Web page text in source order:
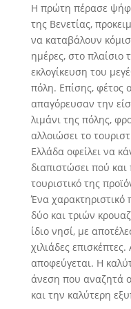
Η πρώτη πέρασε
της Βενετίας,
να καταβάλουν
ημέρες, στο πλαίσιο
εκλογίκευση του
πόλη. Επίσης, φέτος
απαγόρευσαν την
λιμάνι της πόλης,
αλλοιώσει το
Ελλάδα οφείλει να
διαπιστώσει πού
τουριστικό της
Ένα χαρακτηριστικό
δύο και τριών
ίδιο νησί, με
χιλιάδες
αποφεύγεται. Η
άνεση που αναζητά ο
και την καλύτερη